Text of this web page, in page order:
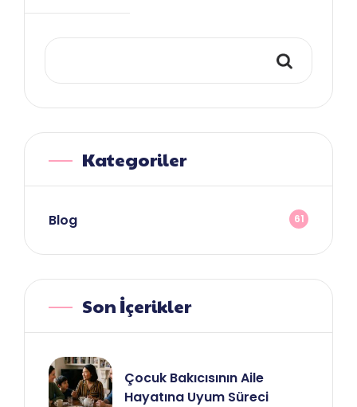
Kategoriler
Blog 61
Son İçerikler
Çocuk Bakıcısının Aile
Hayatına Uyum Süreci